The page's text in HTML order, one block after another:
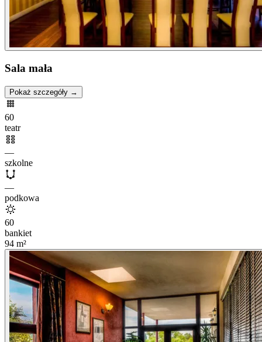
Sala mała
Pokaż szczegóły →
60
teatr
—
szkolne
—
podkowa
60
bankiet
94 m²